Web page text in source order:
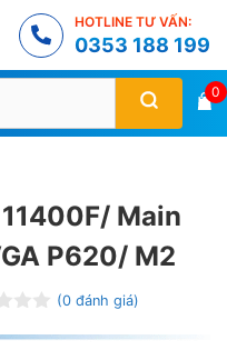
HOTLINE TƯ VẤN:
0353 188 199
0
Main
P620/ M2
(0 đánh giá)